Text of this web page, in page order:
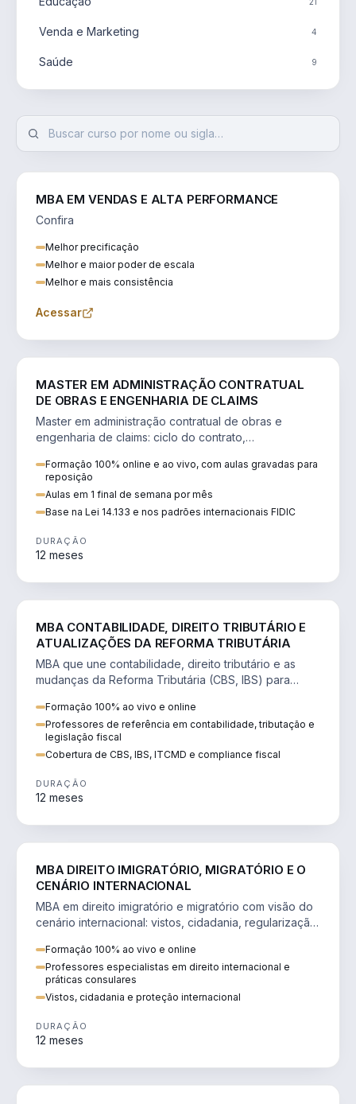
Venda e Marketing 4
Saúde 9
MBA EM VENDAS E ALTA PERFORMANCE
Confira
Melhor precificação
Melhor e maior poder de escala
Melhor e mais consistência
Acessar
MASTER EM ADMINISTRAÇÃO CONTRATUAL
DE OBRAS E ENGENHARIA DE CLAIMS
Master em administração contratual de obras e
engenharia de claims: ciclo do contrato,
Formação 100% online e ao vivo, com aulas gravadas para
reposição
Aulas em 1 final de semana por mês
Base na Lei 14.133 e nos padrões internacionais FIDIC
DURAÇÃO
12 meses
MBA CONTABILIDADE, DIREITO TRIBUTÁRIO E
ATUALIZAÇÕES DA REFORMA TRIBUTÁRIA
MBA que une contabilidade, direito tributário e as
mudanças da Reforma Tributária (CBS, IBS) para
Formação 100% ao vivo e online
Professores de referência em contabilidade, tributação e
legislação fiscal
Cobertura de CBS, IBS, ITCMD e compliance fiscal
DURAÇÃO
12 meses
MBA DIREITO IMIGRATÓRIO, MIGRATÓRIO E O
CENÁRIO INTERNACIONAL
MBA em direito imigratório e migratório com visão do
cenário internacional: vistos, cidadania, regularização
Formação 100% ao vivo e online
Professores especialistas em direito internacional e
práticas consulares
Vistos, cidadania e proteção internacional
DURAÇÃO
12 meses